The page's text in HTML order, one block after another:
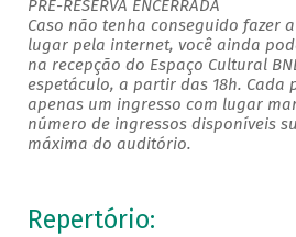
PRÉ-RESERVA ENCERRADA
Caso não tenha conseguido fazer
lugar pela internet, você ainda
na recepção do Espaço Cultural
espetáculo, a partir das 18h. Cada
apenas um ingresso com lugar
número de ingressos disponíveis
máxima do auditório.
Repertório: